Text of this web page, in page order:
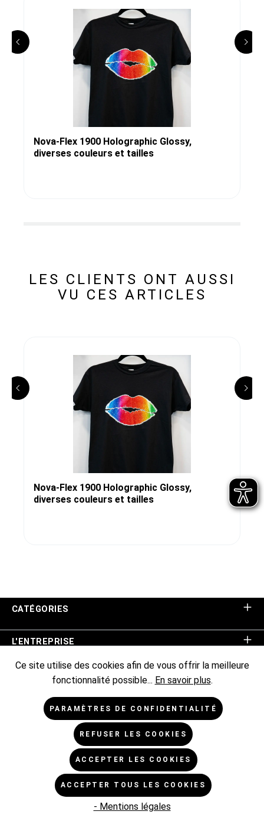
Nova-Flex 1900 Holographic Glossy,
diverses couleurs et tailles
LES CLIENTS ONT AUSSI
VU CES ARTICLES
Nova-Flex 1900 Holographic Glossy,
diverses couleurs et tailles
CATÉGORIES
L'ENTREPRISE
ASSISTANCE BOUTIQUE
INFORMATIONS
* Tous les prix sont hors TVA TVA majorée de,
d'expédition de
et frais de livraison éventuels, sauf indication
contraire.
Ce site utilise des cookies afin de vous offrir la meilleure
fonctionnalité possible... En savoir plus.
PARAMÈTRES DE CONFIDENTIALITÉ
REFUSER LES COOKIES
ACCEPTER LES COOKIES
ACCEPTER TOUS LES COOKIES
- Mentions légales